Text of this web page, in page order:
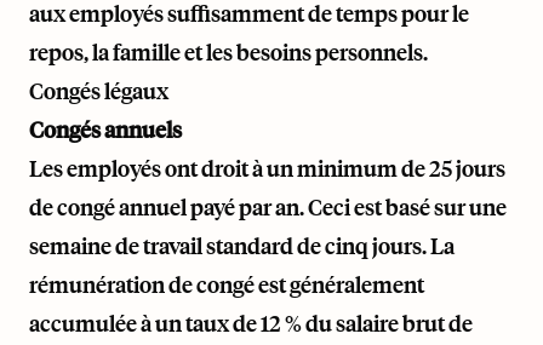
aux employés suffisamment de temps pour le
repos, la famille et les besoins personnels.
Congés légaux
Congés annuels
Les employés ont droit à un minimum de 25 jours
de congé annuel payé par an. Ceci est basé sur une
semaine de travail standard de cinq jours. La
rémunération de congé est généralement
accumulée à un taux de 12 % du salaire brut de